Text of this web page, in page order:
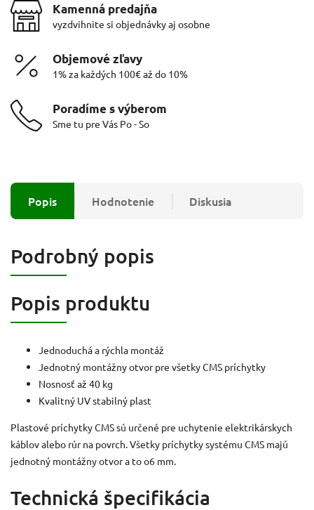
Kamenná predajňa
vyzdvihnite si objednávky aj osobne
Objemové zľavy
1% za každých 100€ až do 10%
Poradíme s výberom
Sme tu pre Vás Po - So
Popis Hodnotenie Diskusia
Podrobný popis
Popis produktu
Jednoduchá a rýchla montáž
Jednotný montážny otvor pre všetky CMS príchytky
Nosnosť až 40 kg
Kvalitný UV stabilný plast
Plastové príchytky CMS sú určené pre uchytenie elektrikárskych
káblov alebo rúr na povrch. Všetky príchytky systému CMS majú
jednotný montážny otvor a to o6 mm.
Technická špecifikácia